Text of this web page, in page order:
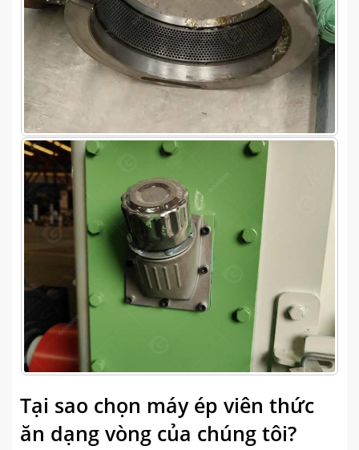
Tại sao chọn máy ép viên thức
ăn dạng vòng của chúng tôi?